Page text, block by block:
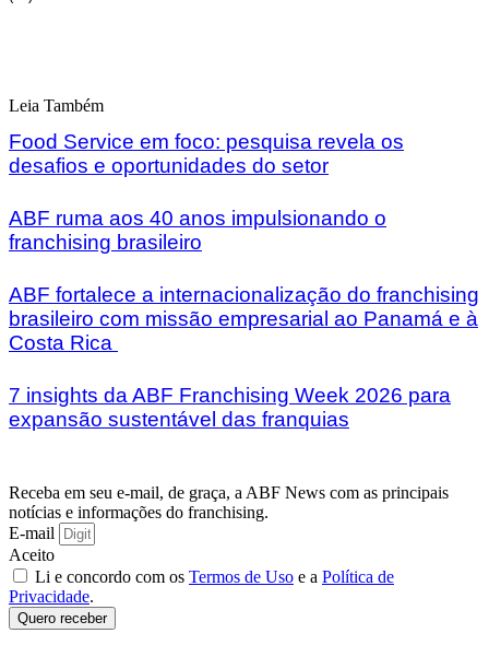
Leia Também
Food Service em foco: pesquisa revela os
desafios e oportunidades do setor
ABF ruma aos 40 anos impulsionando o
franchising brasileiro
ABF fortalece a internacionalização do franchising
brasileiro com missão empresarial ao Panamá e à
Costa Rica
7 insights da ABF Franchising Week 2026 para
expansão sustentável das franquias
Receba em seu e-mail, de graça, a ABF News com as principais
notícias e informações do franchising.
E-mail
Aceito
Li e concordo com os Termos de Uso e a Política de
Privacidade.
Quero receber